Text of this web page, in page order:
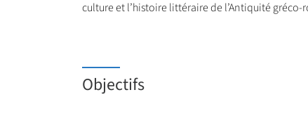
culture et l’histoire littéraire de l’Antiquité
Objectifs